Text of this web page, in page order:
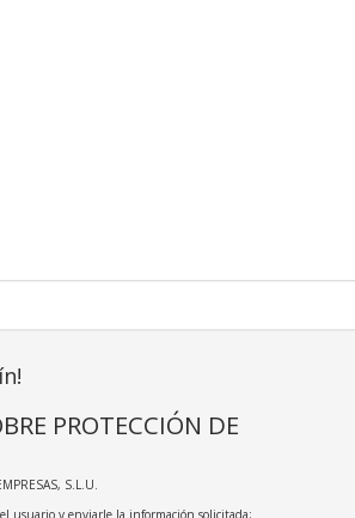
PROTECCIÓN DE
S.L.U.